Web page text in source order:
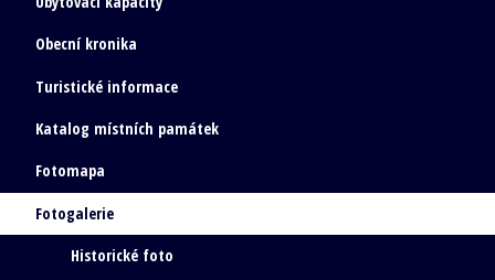
Obecní kronika
Turistické informace
Katalog místních památek
Fotomapa
Fotogalerie
Historické foto